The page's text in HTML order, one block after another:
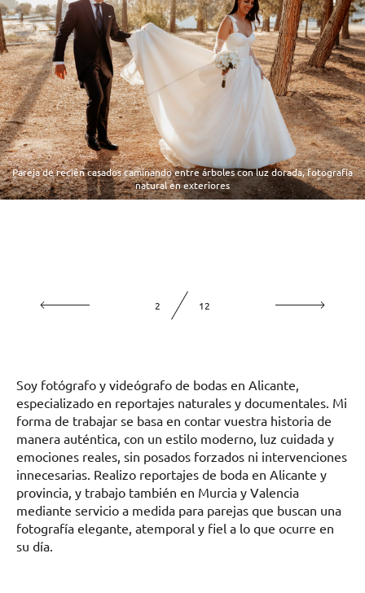
Pareja de recién casados caminando entre árboles con luz dorada, fotografía
natural en exteriores
2 12
Soy fotógrafo y videógrafo de bodas en Alicante,
especializado en reportajes naturales y documentales. Mi
forma de trabajar se basa en contar vuestra historia de
manera auténtica, con un estilo moderno, luz cuidada y
emociones reales, sin posados forzados ni intervenciones
innecesarias. Realizo reportajes de boda en Alicante y
provincia, y trabajo también en Murcia y Valencia
mediante servicio a medida para parejas que buscan una
fotografía elegante, atemporal y fiel a lo que ocurre en
su día.